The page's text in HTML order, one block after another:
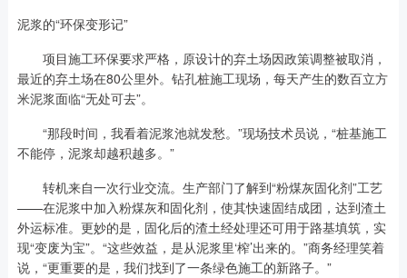
泥浆的“环保变形记”
项目施工环保要求严格，原设计的弃土场因政策调整被取消，
最近的弃土场在80公里外。钻孔桩施工现场，每天产生的数百立方
米泥浆面临“无处可去”。
“那段时间，我看着泥浆池就发愁。”现场技术员说，“桩基施工
不能停，泥浆却越积越多。”
转机来自一次行业交流。生产部门了解到“粉煤灰固化剂”工艺
——在泥浆中加入粉煤灰和固化剂，使其快速固结成团，达到渣土
外运标准。更妙的是，固化后的渣土经处理还可用于路基填筑，实
现“变废为宝”。“这些效益，是从泥浆里‘榨’出来的。”商务经理笑着
说，“更重要的是，我们找到了一条绿色施工的新路子。”